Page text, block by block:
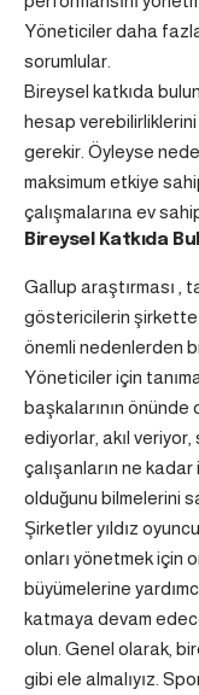
Yöneticiler daha
sorumlular.
Bireysel katkıda
hesap verebilirliklerini
gerekir. Öyleyse
maksimum etkiye
çalışmalarına ev
Bireysel Katkıda
Gallup araştırması ,
göstericilerin şirkette
önemli nedenlerden
Yöneticiler için
başkalarının önünde
ediyorlar, akıl
çalışanların ne kadar
olduğunu bilmelerini
Şirketler yıldız
onları yönetmek için
büyümelerine
katmaya devam
olun. Genel olarak,
gibi ele almalıyız.